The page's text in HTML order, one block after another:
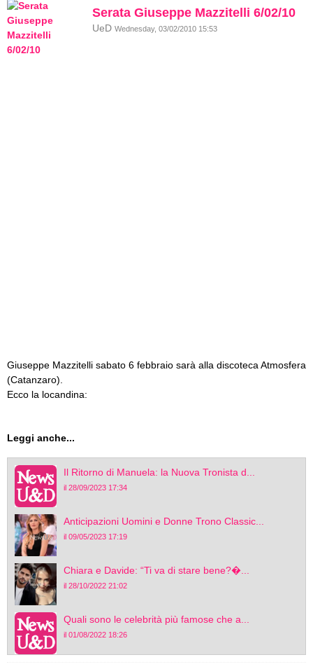
Serata Giuseppe Mazzitelli 6/02/10
UeD Wednesday, 03/02/2010 15:53
Giuseppe Mazzitelli sabato 6 febbraio sarà alla discoteca Atmosfera
(Catanzaro).
Ecco la locandina:
Leggi anche...
Il Ritorno di Manuela: la Nuova Tronista d...
il 28/09/2023 17:34
Anticipazioni Uomini e Donne Trono Classic...
il 09/05/2023 17:19
Chiara e Davide: “Ti va di stare bene?�...
il 28/10/2022 21:02
Quali sono le celebrità più famose che a...
il 01/08/2022 18:26